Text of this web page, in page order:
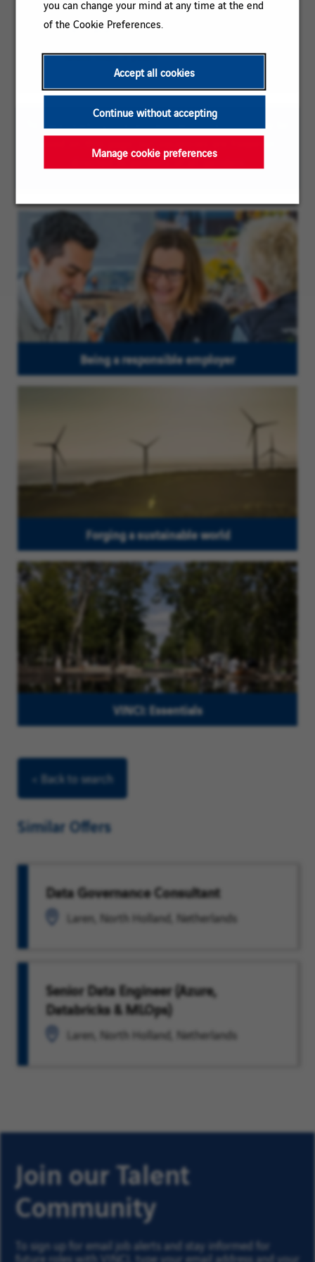
you can change your mind at any time at the end
of the Cookie Preferences.
Accept all cookies
Continue without accepting
Manage cookie preferences
Contract
Permanent
Experience
More than 3 years
To ease reading, the plural masculine form may be
directed to persons of all genders
Being a responsible employer
Forging a sustainable world
VINCI: Essentials
< Back to search
Similar Offers
Data Governance Consultant
Laren, North Holland, Netherlands
Senior Data Engineer (Azure,
Databricks & MLOps)
Laren, North Holland, Netherlands
Join our Talent
Community
To sign up for email job alerts and stay informed for
future roles with VINCI, type your email address and your